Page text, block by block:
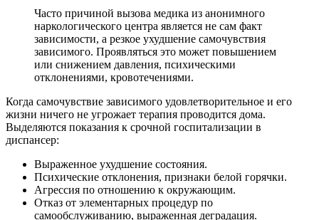
Часто причиной вызова медика из анонимного
наркологического центра является не сам факт
зависимости, а резкое ухудшение самочувствия
зависимого. Проявляться это может повышением
или снижением давления, психическими
отклонениями, кровотечениями.
Когда самочувствие зависимого удовлетворительное и его
жизни ничего не угрожает терапия проводится дома.
Выделяются показания к срочной госпитализации в
диспансер:
Выраженное ухудшение состояния.
Психические отклонения, признаки белой горячки.
Агрессия по отношению к окружающим.
Отказ от элементарных процедур по
самообслуживанию, выраженная деградация.